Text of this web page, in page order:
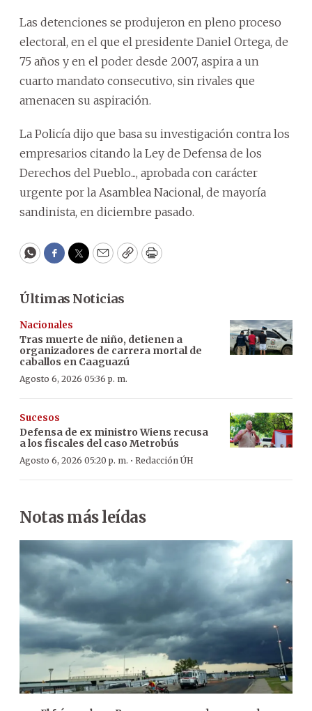
Las detenciones se produjeron en pleno proceso
electoral, en el que el presidente Daniel Ortega, de
75 años y en el poder desde 2007, aspira a un
cuarto mandato consecutivo, sin rivales que
amenacen su aspiración.
La Policía dijo que basa su investigación contra los
empresarios citando la Ley de Defensa de los
Derechos del Pueblo..., aprobada con carácter
urgente por la Asamblea Nacional, de mayoría
sandinista, en diciembre pasado.
WhatsApp
Facebook
Twitter
EmailCopyPrint
Últimas Noticias
Nacionales
Tras muerte de niño, detienen a
organizadores de carrera mortal de
caballos en Caaguazú
Agosto 6, 2026 05:36 p. m.
Sucesos
Defensa de ex ministro Wiens recusa
a los fiscales del caso Metrobús
Agosto 6, 2026 05:20 p. m. · Redacción ÚH
Notas más leídas